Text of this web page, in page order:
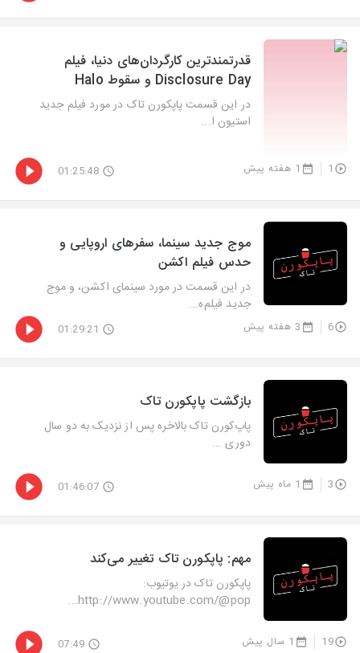
‫قدرتمندترین کارگردان‌های دنیا، فیلم
Disclosure Day و سقوط Halo
در این قسمت پاپکورن تاک در مورد فیلم جدید
استیون ا...
1 1 هفته پیش 01:25:48
موج جدید سینما، سفرهای اروپایی و
حدس فیلم اکشن
در این قسمت در مورد سینمای اکشن، و موج
جدید فیلم‌ه...
6 3 هفته پیش 01:29:21
بازگشت پاپکورن تاک
‫‫پاپ‌کورن تاک بالاخره پس از نزدیک به دو سال
دوری ...
3 1 ماه پیش 01:46:07
مهم: پاپکورن تاک تغییر می‌کند
پاپکورن تاک در یوتیوب:
http://www.youtube.com/@pop...
19 1 سال پیش 07:49